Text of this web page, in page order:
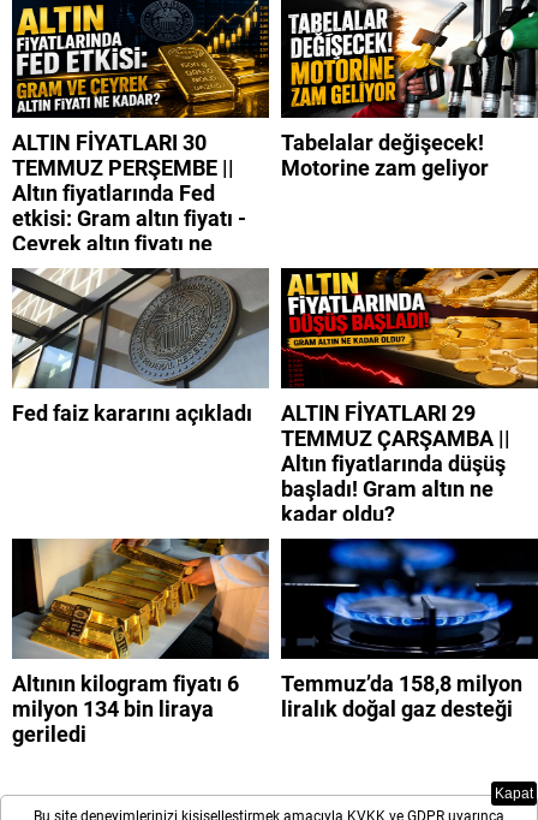
ALTIN FİYATLARI 30
TEMMUZ PERŞEMBE ||
Altın fiyatlarında Fed
etkisi: Gram altın fiyatı -
Çeyrek altın fiyatı ne
kadar?
Tabelalar değişecek!
Motorine zam geliyor
Fed faiz kararını açıkladı
ALTIN FİYATLARI 29
TEMMUZ ÇARŞAMBA ||
Altın fiyatlarında düşüş
başladı! Gram altın ne
kadar oldu?
Altının kilogram fiyatı 6
milyon 134 bin liraya
geriledi
Temmuz’da 158,8 milyon
liralık doğal gaz desteği
Bu site deneyimlerinizi kişiselleştirmek amacıyla KVKK ve GDPR uyarınca
Kapat